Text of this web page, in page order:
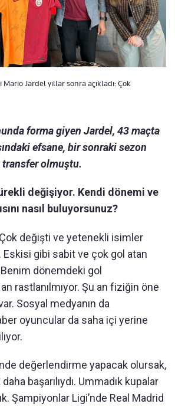
Jardel yıllar sonra açıkladı: Çok
forma giyen Jardel, 43 maçta
efsane, bir sonraki sezon
olmuştu.
değişiyor. Kendi dönemi ve
nasıl buluyorsunuz?
Çok değişti ve yetenekli isimler
Eskisi gibi sabit ve çok gol atan
dönemdeki gol
rastlanılmıyor. Şu an fiziğin öne
Sosyal medyanın da
oyuncular da saha içi yerine
değerlendirme yapacak olursak,
başarılıydı. Ummadık kupalar
Şampiyonlar Ligi’nde Real Madrid